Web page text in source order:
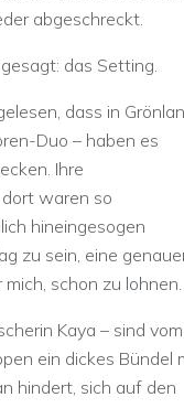
abgeschreckt.
das Setting.
dass in
Duo – haben es
Ihre
waren so
hineingesogen
zu sein, eine
schon zu lohnen.
Kaya – sind vom
ein dickes Bündel
hindert, sich auf den